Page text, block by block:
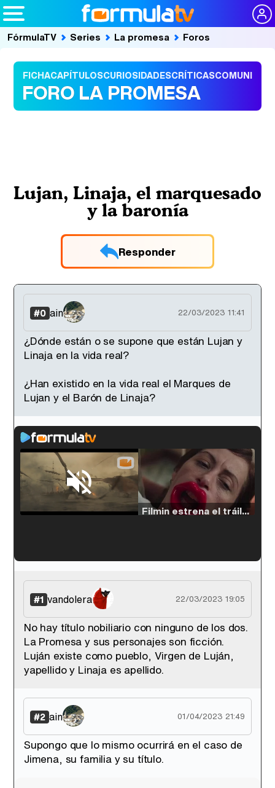
FórmulaTV Series La promesa Foros
FICHACAPÍTULOSCURIOSIDADESCRÍTICASCOMUNIDAD
FORO LA PROMESA
Lujan, Linaja, el marquesado
y la baronía
Responder
#0 ain 22/03/2023 11:41
¿Dónde están o se supone que están Lujan y
Linaja en la vida real?
¿Han existido en la vida real el Marques de
Lujan y el Barón de Linaja?
Unmute
Loaded:
Filmin estrena el tráiler de 'Millennial Mal', su nueva comedia universitaria de la mano de Lorena Iglesias
'120 Minutos' celebra sus 2.000 programas en Telemadrid con un vídeo del día a día en la redacción
Tráiler en catalán de 'Ravalear', la nueva serie de HBO Max sobre los fondos buitre
#1 vandolera 22/03/2023 19:05
No hay título nobiliario con ninguno de los dos.
La Promesa y sus personajes son ficción.
Luján existe como pueblo, Virgen de Luján,
yapellido y Linaja es apellido.
#2 ain 01/04/2023 21:49
Supongo que lo mismo ocurrirá en el caso de
Jimena, su familia y su título.